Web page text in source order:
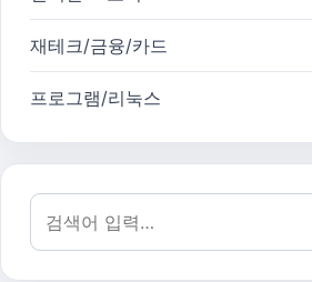
재테크/금융/카드
프로그램/리눅스
검색어: